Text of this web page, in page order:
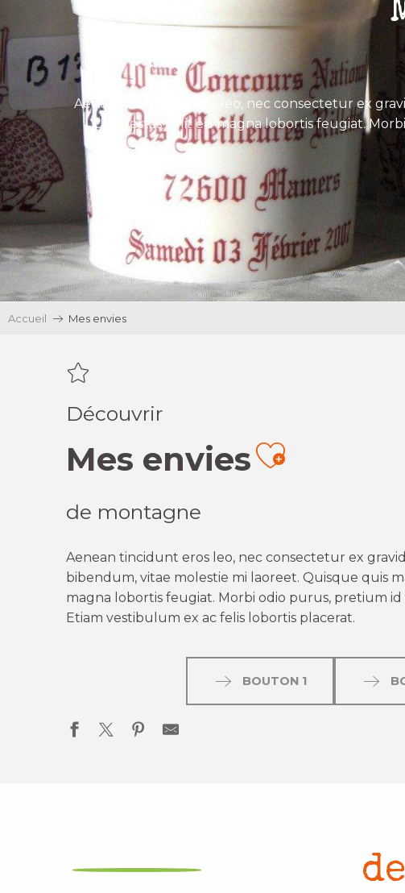
Aenean tincidunt eros leo, nec consectetur ex
Ut egestas velit eu magna lobortis feugiat.
Accueil Mes envies
Découvrir
Mes envies
de montagne
Aenean tincidunt eros leo, nec consectetur ex
bibendum, vitae molestie mi laoreet. Quisque quis
magna lobortis feugiat. Morbi odio purus, pretium
Etiam vestibulum ex ac felis lobortis placerat.
BOUTON 1